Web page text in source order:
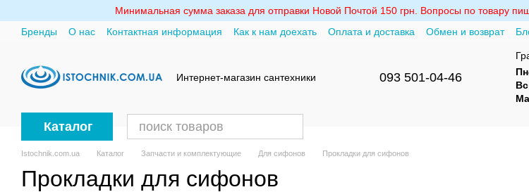
Перейти к основному контентуМинимальная сумма заказа для отправки Новой Почтой 150 грн. Вопросы по товару
Бренды
О нас Контактная информация Как к нам доехать Оплата и доставка Обмен и возврат
Интернет-магазин сантехники 093 501-04-46
Каталог
Istochnik.com.ua Каталог Запчасти и комплектующие Для сифонов Прокладки для сифонов
Прокладки для сифонов